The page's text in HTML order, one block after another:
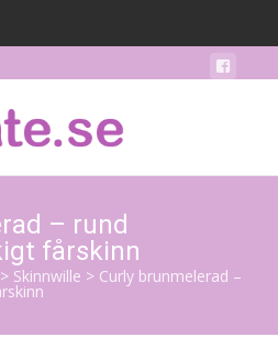
– rund
fårskinn
> Skinnwille > Curly brunmelerad –